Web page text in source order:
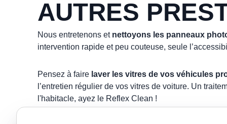
AUTRES
Nous entretenons et nettoyons les panneaux
intervention rapide et peu couteuse, seule
Pensez à faire laver les vitres de vos véhicules
l’entretien régulier de vos vitres de voiture. Un
l'habitacle, ayez le Reflex Clean !